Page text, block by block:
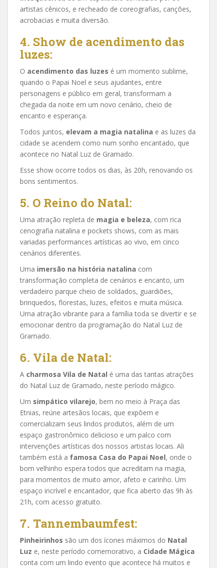
artistas cênicos, e recheado de coreografias, canções,
acrobacias e muita diversão.
4. Show de acendimento das
luzes:
O acendimento das luzes é um momento sublime,
quando o Papai Noel e seus ajudantes, entre
personagens e público em geral, transformam a
chegada da noite em um novo cenário, cheio de
encanto e esperança.
Todos juntos, elevam a magia natalina e as luzes da
cidade se acendem como num sonho encantado, que
acontece no Natal Luz de Gramado.
Esse show ocorre todos os dias, às 20h, renovando os
bons sentimentos.
5. O Reino do Natal:
Uma atração repleta de magia e beleza, com rica
cenografia natalina e pockets shows, com as mais
variadas performances artísticas ao vivo, em cinco
cenários diferentes.
Uma imersão na história natalina com
transformação completa de cenários e encanto, um
verdadeiro parque cheio de soldados, guardiões,
brinquedos, florestas, luzes, efeitos e muita música.
Uma atração vibrante para a família toda se divertir e se
emocionar dentro da programação do Natal Luz de
Gramado.
6. Vila de Natal:
A charmosa Vila de Natal é uma das tantas atrações
do Natal Luz de Gramado, neste período mágico.
Um simpático vilarejo, bem no meio à Praça das
Etnias, reúne artesãos locais, que expõem e
comercializam seus lindos produtos, além de um
espaço gastronômico delicioso e um palco com
intervenções artísticas dos nossos artistas locais. Ali
também está a famosa Casa do Papai Noel, onde o
bom velhinho espera todos que acreditam na magia,
para momentos de muito amor, afeto e carinho. Um
espaço incrível e encantador, que fica aberto das 9h às
21h, com acesso gratuito.
7. Tannembaumfest:
Pinheirinhos são um dos ícones máximos do Natal
Luz e, neste período comemorativo, a Cidade Mágica
conta com um lindo evento que acontece há muitos e